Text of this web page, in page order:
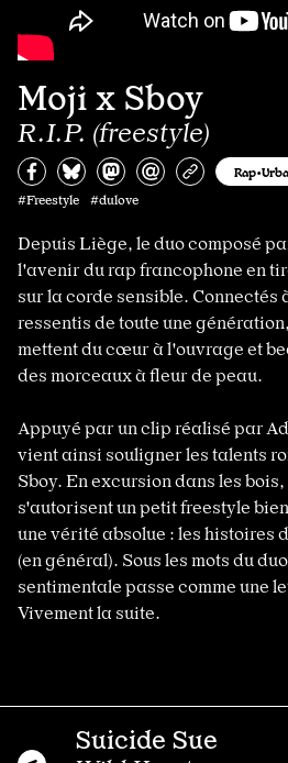
Moji x Sboy
R.I.P. (freestyle)
Partagez sur Facebook
Partager sur Bluesky
Partager sur Mastodon
Partagez par e-
Copiez l’url
#Freestyle #dulove
Depuis Liège, le duo composé
l'avenir du rap francophone en
sur la corde sensible. Connectés
ressentis de toute une
mettent du cœur à l'ouvrage et
des morceaux à fleur de peau.
Appuyé par un clip réalisé par
vient ainsi souligner les talents
Sboy. En excursion dans les
s'autorisent un petit freestyle
une vérité absolue : les histoires
(en général). Sous les mots du
sentimentale passe comme une
Vivement la suite.
Suicide Sue